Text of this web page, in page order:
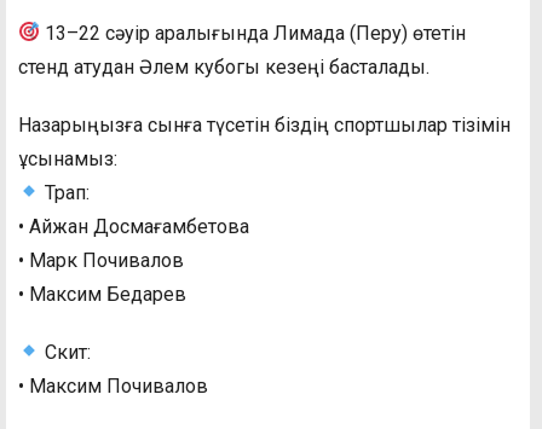
13–22 сәуір аралығында Лимада (Перу) өтетін
стенд атудан Әлем кубогы кезеңі басталады.
Назарыңызға сынға түсетін біздің спортшылар тізімін
ұсынамыз:
Трап:
• Айжан Досмағамбетова
• Марк Почивалов
• Максим Бедарев
Скит:
• Максим Почивалов